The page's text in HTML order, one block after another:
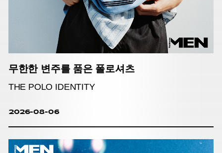
무한한 변주를 품은 폴로셔츠
THE POLO IDENTITY
2026-08-06